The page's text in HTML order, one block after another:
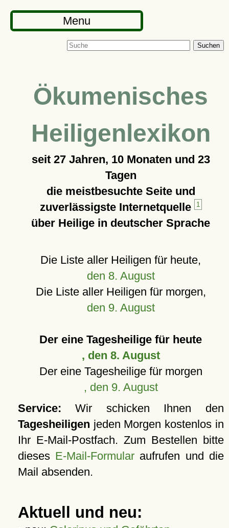
Menu
Suchen
Ökumenisches
Heiligenlexikon
seit 27 Jahren, 10 Monaten und 23
Tagen
die meistbesuchte Seite und
zuverlässigste Internetquelle
1
über Heilige in deutscher Sprache
Die Liste aller Heiligen für heute,
den 8. August
Die Liste aller Heiligen für morgen,
den 9. August
Der eine Tagesheilige für heute
, den 8. August
Der eine Tagesheilige für morgen
, den 9. August
Service: Wir schicken Ihnen den
Tagesheiligen jeden Morgen kostenlos in
Ihr E-Mail-Postfach. Zum Bestellen bitte
dieses E-Mail-Formular aufrufen und die
Mail absenden.
Aktuell und neu: